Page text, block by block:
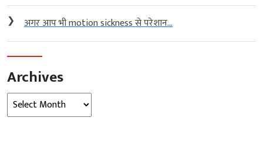
❯ अगर आप भी motion sickness से परेशान...
Archives
Archives